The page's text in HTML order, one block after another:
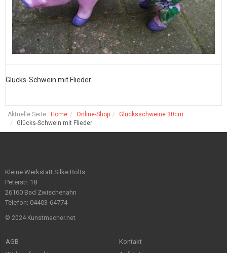
Glücks-Schwein mit Flieder
Aktuelle Seite: Home Online-Shop
Glücksschweine 30cm
Glücks-Schwein mit Flieder
Kleine Werkstatt Silke Bölts
Peterstr. 18
26160 Bad Zwischenahn
Telefon: 04403-64774
© 2024 Kunstmacher.net
AGB
Kontakt